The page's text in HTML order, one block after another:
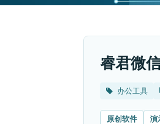
睿君微
办公工具
原创软件 演